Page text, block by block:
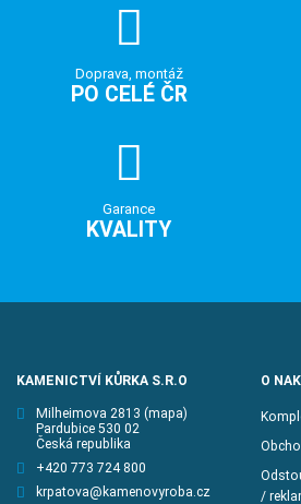
Doprava, montáž
PO CELÉ ČR
Garance
KVALITY
KAMENICTVÍ KŮRKA S.R.O
Milheimova 2813 (mapa)
Pardubice 530 02
Česká republika
+420 773 724 800
krpatova@kamenovyroba.cz
O
/